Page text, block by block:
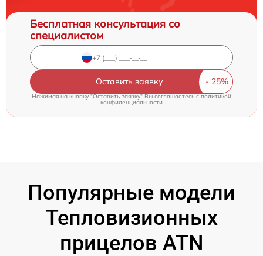
Бесплатная консультация со
специалистом
Оставить заявку
Нажимая на кнопку "Оставить заявку" Вы соглашаетесь cполитикой
конфиденциальности
Популярные модели
Тепловизионных
прицелов ATN